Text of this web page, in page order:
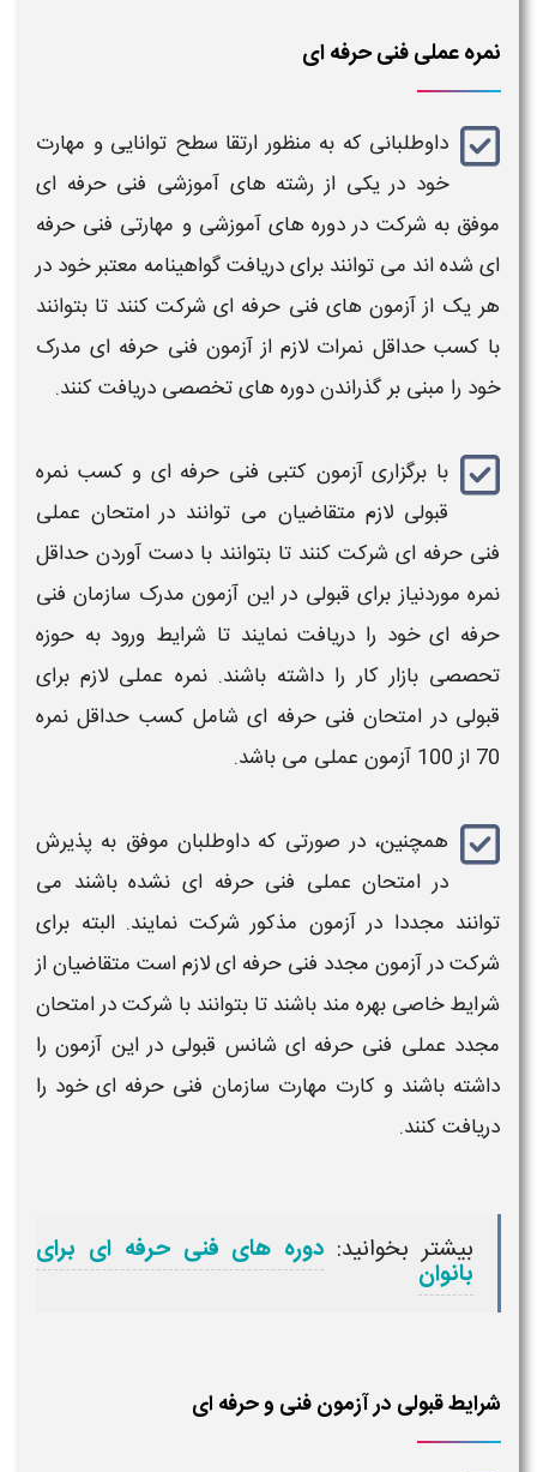
نمره عملی فنی حرفه ای
داوطلبانی که به منظور ارتقا سطح توانایی و مهارت
خود در یکی از رشته های آموزشی فنی حرفه ای
موفق به شرکت در دوره های آموزشی و مهارتی فنی حرفه
ای شده اند می توانند برای دریافت گواهینامه معتبر خود در
هر یک ازآزمون های فنی حرفه ای شرکت کنند تا بتوانند
با کسبحداقل نمرات لازم ازآزمون فنی حرفه ایمدرک
خود را مبنی بر گذراندن دوره های تخصصی دریافت کنند.
با برگزاریآزمون کتبی فنی حرفه ای و کسب نمره
قبولی لازم متقاضیان می توانند درامتحان عملی
فنی حرفه ای شرکت کنند تا بتوانند با دست آوردن حداقل
نمره موردنیاز برای قبولی در این آزمون مدرک سازمان فنی
حرفه ایخود را دریافت نمایند تا شرایط ورود به حوزه
تحصصی بازار کار را داشته باشند.نمره عملی لازم برای
قبولی درامتحان فنی حرفه ایشامل کسب حداقل نمره
70 از 100
آزمون عملی می باشد.
همچنین، در صورتی که داوطلبان موفق به پذیرش
درامتحان عملی فنی حرفه ای نشده باشند می
توانند مجددا درآزمون مذکور شرکت نمایند. البته برای
شرکت در آزمون مجدد فنی حرفه ایلازم است متقاضیان از
شرایط خاصی بهره مند باشند تا بتوانند با شرکت درامتحان
مجدد عملی فنی حرفه ای شانس قبولی در این آزمون را
داشته باشند و کارت مهارت سازمان فنی حرفه ایخود را
دریافت کنند.
بیشتر بخوانید: دوره های فنی حرفه ای برای
بانوان
شرایط قبولی در آزمون فنی و حرفه ای